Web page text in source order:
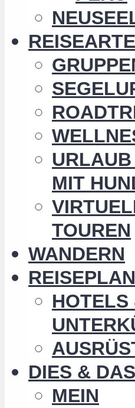
MIT
TOUREN
WANDERN
HOTELS
DIES & DAS
MEIN